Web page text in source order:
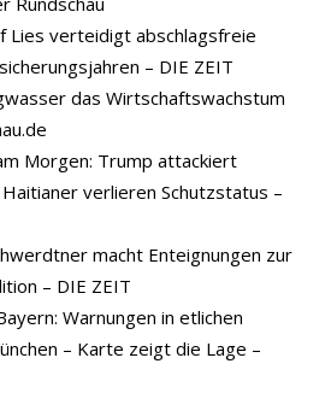
Lies verteidigt abschlagsfreie
– DIE ZEIT
das Wirtschaftswachstum
Morgen: Trump attackiert
verlieren Schutzstatus –
macht Enteignungen zur
– DIE ZEIT
Warnungen in etlichen
– Karte zeigt die Lage –